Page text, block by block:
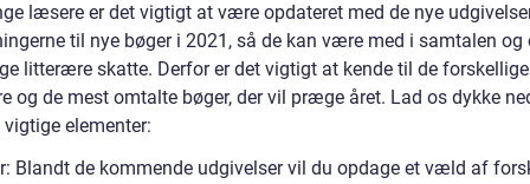
læsere er det vigtigt at være opdateret med de nye
til nye bøger i 2021, så de kan være med i samtalen og
litterære skatte. Derfor er det vigtigt at kende til de forskellige
og de mest omtalte bøger, der vil præge året. Lad os dykke
elementer:
Blandt de kommende udgivelser vil du opdage et væld af